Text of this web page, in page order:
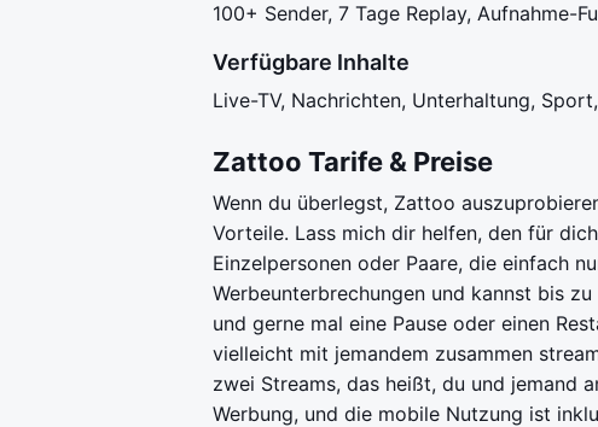
100+ Sender, 7 Tage Replay, Aufnahme-
Verfügbare Inhalte
Live-TV, Nachrichten, Unterhaltung,
Zattoo Tarife & Preise
Wenn du überlegst, Zattoo
Vorteile. Lass mich dir helfen, den für
Einzelpersonen oder Paare, die einfach
Werbeunterbrechungen und kannst bis
und gerne mal eine Pause oder einen
vielleicht mit jemandem zusammen
zwei Streams, das heißt, du und jemand
Werbung, und die mobile Nutzung ist